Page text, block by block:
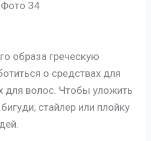
образа греческую
о средствах для
для волос. Чтобы уложить
стайлер или плойку